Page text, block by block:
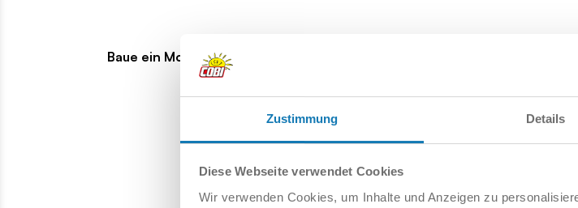
Zustimmung Details
Diese Webseite verwendet Cookies
Wir verwenden Cookies, um Inhalte und Anzeigen zu
Baue ein Modell der 10,5 cm Flak 39 und präsentiere diese schwere